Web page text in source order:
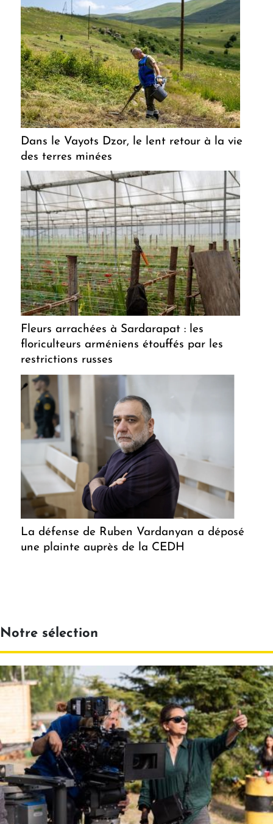
Dans le Vayots Dzor, le lent retour à la vie
des terres minées
Fleurs arrachées à Sardarapat : les
floriculteurs arméniens étouffés par les
restrictions russes
La défense de Ruben Vardanyan a déposé
une plainte auprès de la CEDH
Notre sélection